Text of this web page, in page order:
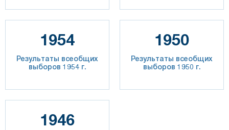
1954
Результаты всеобщих
выборов 1954 г.
1950
Результаты всеобщих
выборов 1950 г.
1946